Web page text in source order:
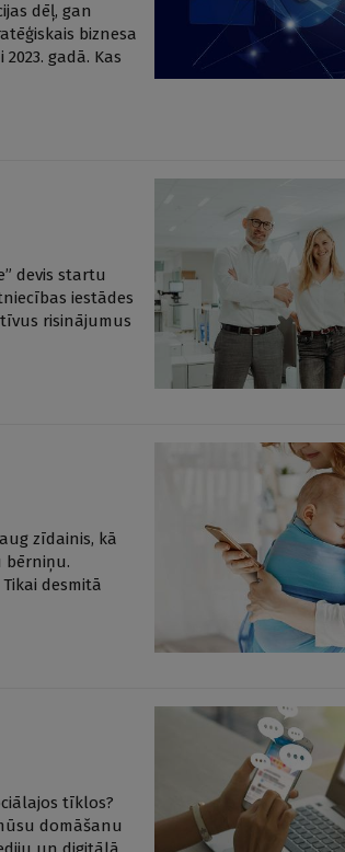
dēļ, gan
biznesa
gadā. Kas
devis startu
iestādes
risinājumus
zīdainis, kā
bērniņu.
desmitā
tīklos?
domāšanu